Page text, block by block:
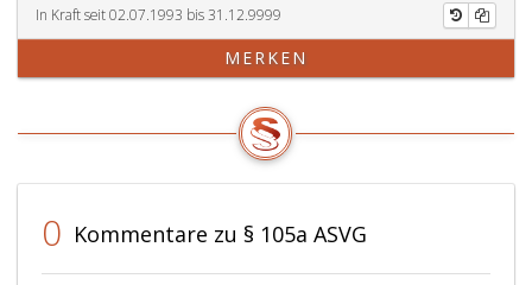
In Kraft seit 02.07.1993 bis 31.12.9999
MERKEN
0 Kommentare zu § 105a ASVG